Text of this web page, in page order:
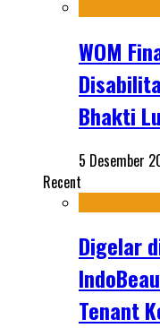
WOM
Bhakti
5 Desember
Recent
Digelar
Tenant